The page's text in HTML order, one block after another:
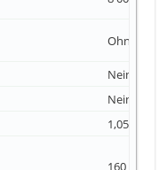
Ohne
Nein
Nein 1
1,05 kg S
160 A 1